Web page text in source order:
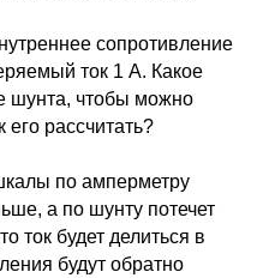
сопротивление
ток 1 А. Какое
шунта, чтобы можно
рассчитать?
по амперметру
а по шунту потечет
ток будет делиться в
будут обратно